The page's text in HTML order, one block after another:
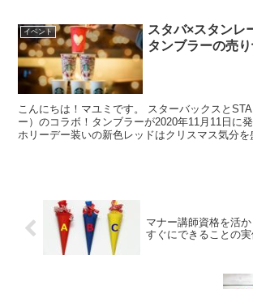
イベント
スタバ×スタンレ
タンブラーの売
こんにちは！マユミです。 スターバックスと
ー）のコラボ！タンブラーが2020年11月11日に
ホリーデー装いの新色レッドはクリスマス気分
マナー講師資格を活
すぐにできることの実